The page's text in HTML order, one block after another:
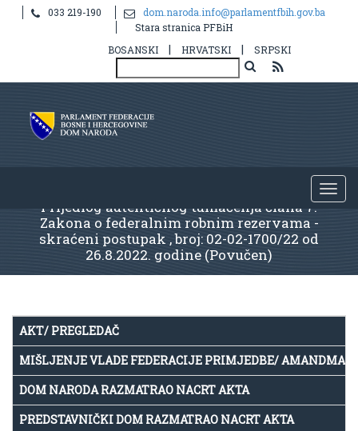
033 219-190
dom.naroda.info@parlamentfbih.gov.ba
Stara stranica PFBiH
BOSANSKI
| HRVATSKI | SRPSKI
Prijedlog autentičnog tumačenja člana 7.
Zakona o federalnim robnim rezervama -
skraćeni postupak , broj: 02-02-1700/22 od
26.8.2022. godine (Povučen)
AKT/ PREGLEDAČ
MIŠLJENJE VLADE FEDERACIJE PRIMJEDBE/
DOM NARODA RAZMATRAO NACRT AKTA
PREDSTAVNIČKI DOM RAZMATRAO NACRT AKTA